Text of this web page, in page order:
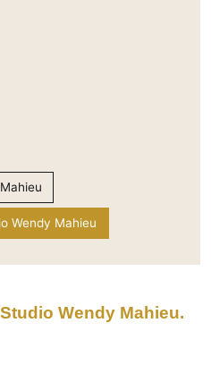
Wendy Mahieu
Studio Wendy Mahieu